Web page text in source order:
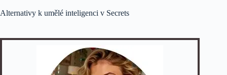
Alternativy k umělé inteligenci v Secrets